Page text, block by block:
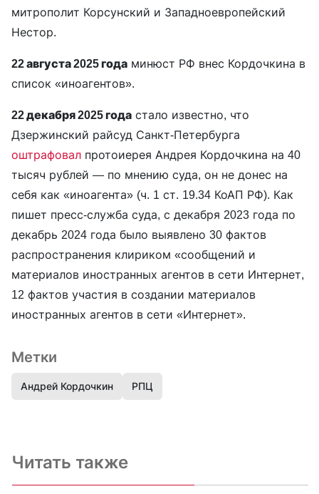
митрополит Корсунский и Западноевропейский
Нестор.
22 августа 2025 года минюст РФ внес Кордочкина в
список «иноагентов».
22 декабря 2025 года стало известно, что
Дзержинский райсуд Санкт-Петербурга
оштрафовал протоиерея Андрея Кордочкина на 40
тысяч рублей — по мнению суда, он не донес на
себя как «иноагента» (ч. 1 ст. 19.34 КоАП РФ). Как
пишет пресс-служба суда, с декабря 2023 года по
декабрь 2024 года было выявлено 30 фактов
распространения клириком «сообщений и
материалов иностранных агентов в сети Интернет,
12 фактов участия в создании материалов
иностранных агентов в сети «Интернет».
Метки
Андрей Кордочкин РПЦ
Читать также